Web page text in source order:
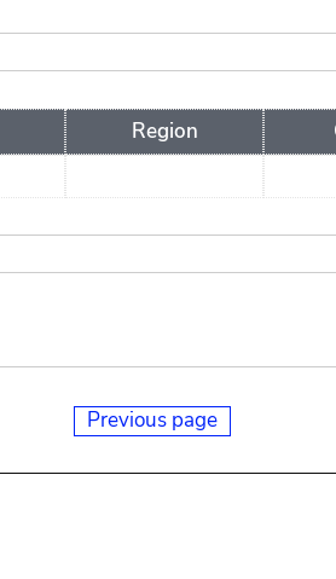
Region
Previous page